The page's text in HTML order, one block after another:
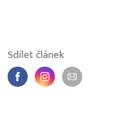
Sdílet článek